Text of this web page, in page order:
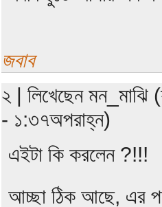
জবাব
২ | লিখেছেন মন_মাঝি
- ১:৩৭অপরাহ্ন)
এইটা কি করলেন ?!!!
আচ্ছা ঠিক আছে, এর